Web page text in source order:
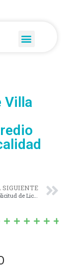
Villa
SIGUIENTE
Nº 028/13 – Solicitud de Licencia al cargo de Edil de la Sra. María I. Ispizua